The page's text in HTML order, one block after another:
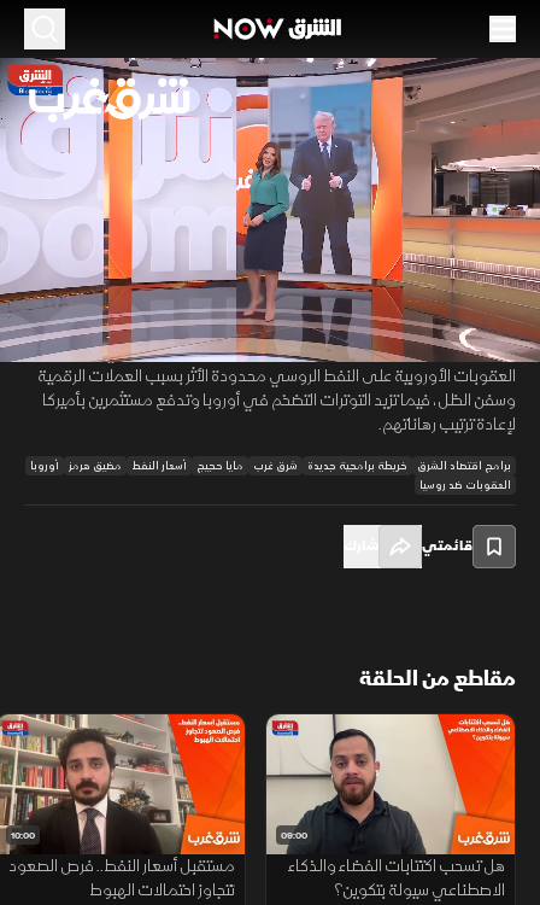
00:12/48:31
الموسم 2026
صعود النفط يصبح السيناريو الأقرب.. الأسواق
تنتظر انفراج الملاحة
31 مايو 2026 48:30 اقتصاد
شرق غرب
تدخل أسواق النفط مرحلة ضغط معقدة بفعل اضطرابات الملاحة ونقص
المعروض، ما يجعل فرص صعود الأسعار أكبر من تراجعها، بينما تحتاج عودة
التدفقات إلى طبيعتها وقتًا أطول مع استمرار أزمة الملف النووي. وتبدو
العقوبات الأوروبية على النفط الروسي محدودة الأثر بسبب العملات الرقمية
وسفن الظل، فيما تزيد التوترات التضخم في أوروبا وتدفع مستثمرين بأميركا
لإعادة ترتيب رهاناتهم.
برامج اقتصاد الشرق خريطة برامجية جديدة شرق غرب مايا حجيج أسعار النفط مضيق هرمز أوروبا
العقوبات ضد روسيا
قائمتي
مقاطع من الحلقة
09:00
هل تسحب اكتتابات الفضاء والذكاء
الاصطناعي سيولة بتكوين؟
10:00
مستقبل أسعار النفط.. فرص الصعود
تتجاوز احتمالات الهبوط